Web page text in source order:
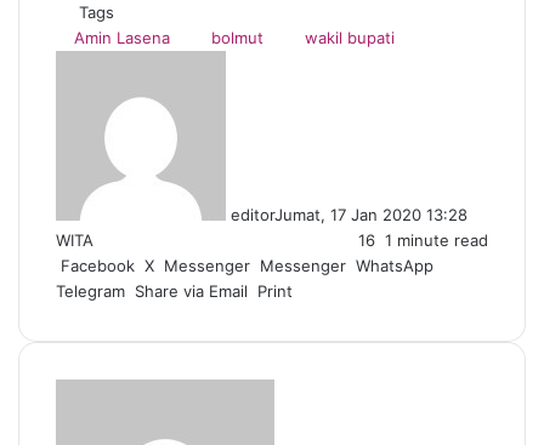
Tags
Amin Lasena
bolmut wakil bupati
editorJumat, 17 Jan 2020 13:28
WITA
16 1 minute read
Facebook X Messenger Messenger WhatsApp
Telegram Share via Email Print